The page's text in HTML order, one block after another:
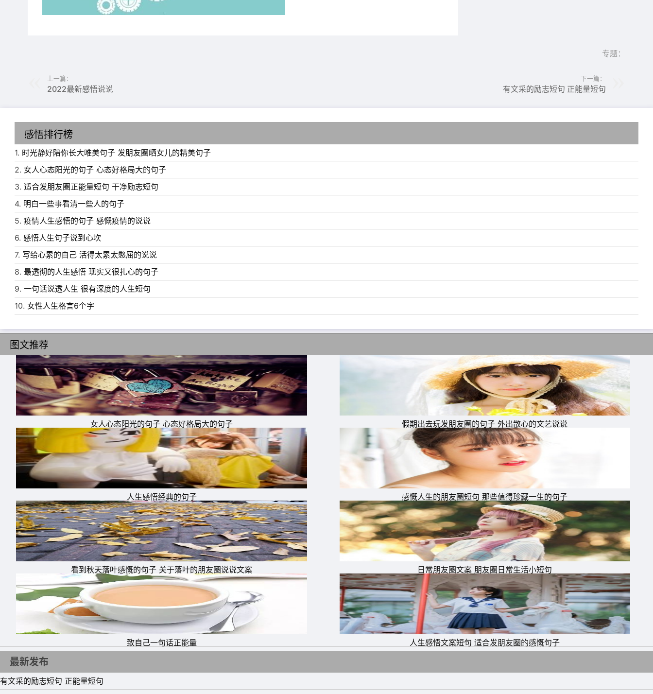
专题：
上一篇：
2022最新感悟说说
下一篇：
有文采的励志短句 正能量短句
感悟排行榜
1. 时光静好陪你长大唯美句子 发朋友圈晒女儿的精美句子
2. 女人心态阳光的句子 心态好格局大的句子
3. 适合发朋友圈正能量短句 干净励志短句
4. 明白一些事看清一些人的句子
5. 疫情人生感悟的句子 感慨疫情的说说
6. 感悟人生句子说到心坎
7. 写给心累的自己 活得太累太憋屈的说说
8. 最透彻的人生感悟 现实又很扎心的句子
9. 一句话说透人生 很有深度的人生短句
10. 女性人生格言6个字
图文推荐
女人心态阳光的句子 心态好格局大的句子 假期出去玩发朋友圈的句子 外出散心的文艺说说
人生感悟经典的句子 感慨人生的朋友圈短句 那些值得珍藏一生的句子
看到秋天落叶感慨的句子 关于落叶的朋友圈说说文案 日常朋友圈文案 朋友圈日常生活小短句
致自己一句话正能量 人生感悟文案短句 适合发朋友圈的感慨句子
最新发布
有文采的励志短句 正能量短句